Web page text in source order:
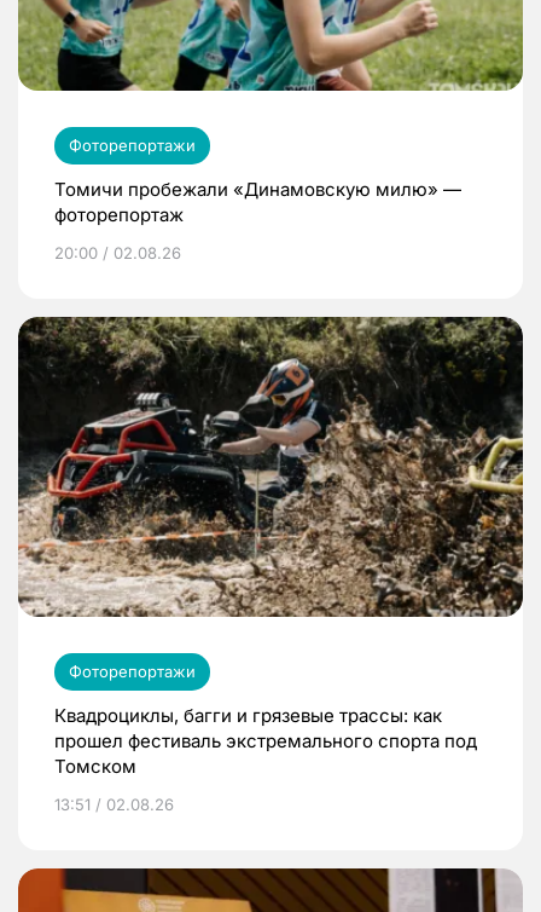
Фоторепортажи
Томичи пробежали «Динамовскую милю» —
фоторепортаж
20:00 / 02.08.26
Фоторепортажи
Квадроциклы, багги и грязевые трассы: как
прошел фестиваль экстремального спорта под
Томском
13:51 / 02.08.26